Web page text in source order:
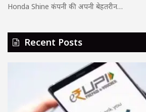
Honda Shine कंपनी की अपनी बेहतरीन…
Recent Posts